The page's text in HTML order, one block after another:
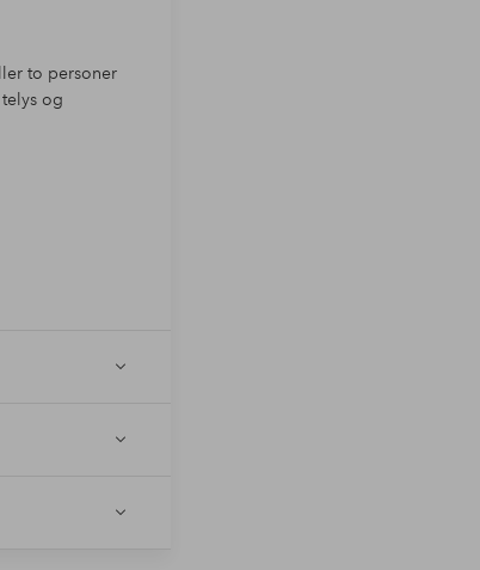
to personer
og